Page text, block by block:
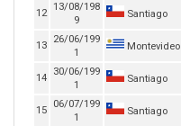
12
13/08/198
9
Santiago
13
26/06/199
1
Montevideo
14
30/06/199
1
Santiago
15
06/07/199
1
Santiago